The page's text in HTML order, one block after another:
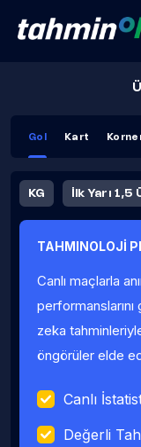
Gol Kart
KG İlk Yarı 1,5
Fauller Ortalama
TAHMINOLOJİ
Canlı maçlarla
zeka
öngörüler elde
Canlı
Değerli